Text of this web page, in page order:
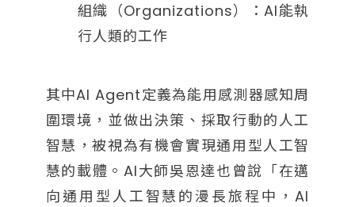
組織（Organizations）：AI能執
行人類的工作
其中AI Agent定義為能用感測器感知周
圍環境，並做出決策、採取行動的人工
智慧，被視為有機會實現通用型人工智
慧的載體。AI大師吳恩達也曾說「在邁
向通用型人工智慧的漫長旅程中，AI